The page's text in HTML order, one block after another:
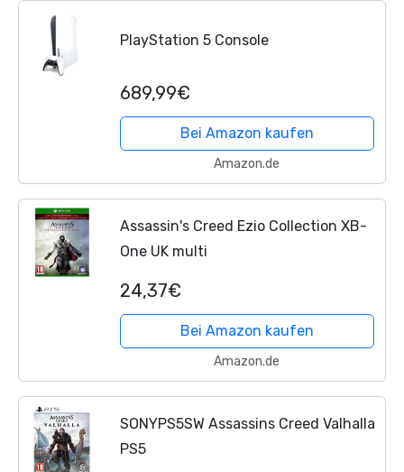
PlayStation 5 Console
689,99€
Bei Amazon kaufen
Amazon.de
Assassin's Creed Ezio Collection XB-
One UK multi
24,37€
Bei Amazon kaufen
Amazon.de
SONYPS5SW Assassins Creed Valhalla
PS5